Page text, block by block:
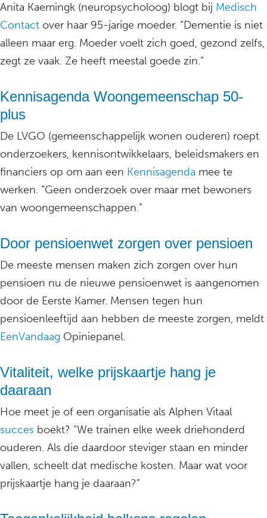
Anita Kaemingk (neuropsycholoog) blogt bij Medisch
Contact over haar 95-jarige moeder. “Dementie is niet
alleen maar erg. Moeder voelt zich goed, gezond zelfs,
zegt ze vaak. Ze heeft meestal goede zin.”
Kennisagenda Woongemeenschap 50-
plus
De LVGO (gemeenschappelijk wonen ouderen) roept
onderzoekers, kennisontwikkelaars, beleidsmakers en
financiers op om aan een Kennisagenda mee te
werken. “Geen onderzoek over maar met bewoners
van woongemeenschappen.”
Door pensioenwet zorgen over pensioen
De meeste mensen maken zich zorgen over hun
pensioen nu de nieuwe pensioenwet is aangenomen
door de Eerste Kamer. Mensen tegen hun
pensioenleeftijd aan hebben de meeste zorgen, meldt
EenVandaag Opiniepanel.
Vitaliteit, welke prijskaartje hang je
daaraan
Hoe meet je of een organisatie als Alphen Vitaal
succes boekt? “We trainen elke week driehonderd
ouderen. Als die daardoor steviger staan en minder
vallen, scheelt dat medische kosten. Maar wat voor
prijskaartje hang je daaraan?”